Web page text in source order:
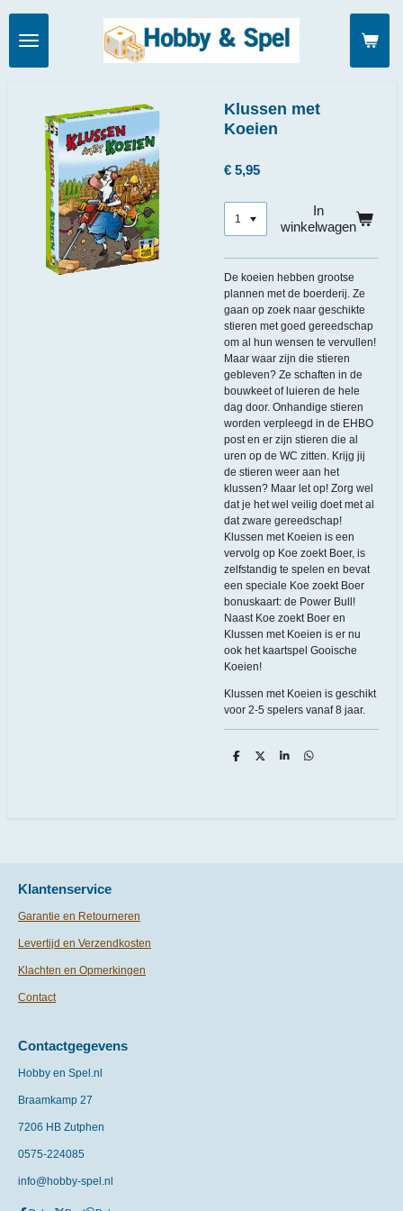
Ga
direct
naar
de
Klussen met
Koeien
€ 5,95
In
winkelwagen
De koeien hebben grootse
plannen met de boerderij. Ze
gaan op zoek naar geschikte
stieren met goed gereedschap
om al hun wensen te vervullen!
Maar waar zijn die stieren
gebleven? Ze schaften in de
bouwkeet of luieren de hele
dag door. Onhandige stieren
worden verpleegd in de EHBO
post en er zijn stieren die al
uren op de WC zitten. Krijg jij
de stieren weer aan het
klussen? Maar let op! Zorg wel
dat je het wel veilig doet met al
dat zware gereedschap!
Klussen met Koeien is een
vervolg op Koe zoekt Boer, is
zelfstandig te spelen en bevat
een speciale Koe zoekt Boer
bonuskaart: de Power Bull!
Naast Koe zoekt Boer en
Klussen met Koeien is er nu
ook het kaartspel Gooische
Koeien!
Klussen met Koeien is geschikt
voor 2-5 spelers vanaf 8 jaar.
D
D
S
D
Klantenservice
Garantie en Retourneren
Levertijd en Verzendkosten
Klachten en Opmerkingen
Contact
Contactgegevens
Hobby en Spel.nl
Braamkamp 27
7206 HB Zutphen
0575-224085
info@hobby-spel.nl